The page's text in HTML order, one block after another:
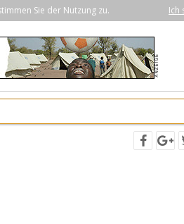
Sie der Nutzung zu. Ich